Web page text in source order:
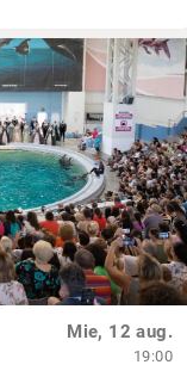
Mie, 12 aug.
19:00